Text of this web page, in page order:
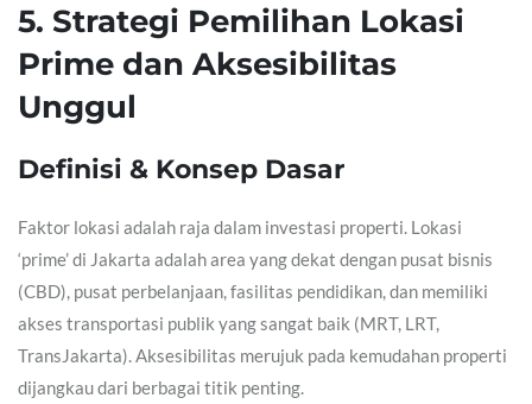
5. Strategi Pemilihan Lokasi
Prime dan Aksesibilitas
Unggul
Definisi & Konsep Dasar
Faktor lokasi adalah raja dalam investasi properti. Lokasi
‘prime’ di Jakarta adalah area yang dekat dengan pusat bisnis
(CBD), pusat perbelanjaan, fasilitas pendidikan, dan memiliki
akses transportasi publik yang sangat baik (MRT, LRT,
TransJakarta). Aksesibilitas merujuk pada kemudahan properti
dijangkau dari berbagai titik penting.